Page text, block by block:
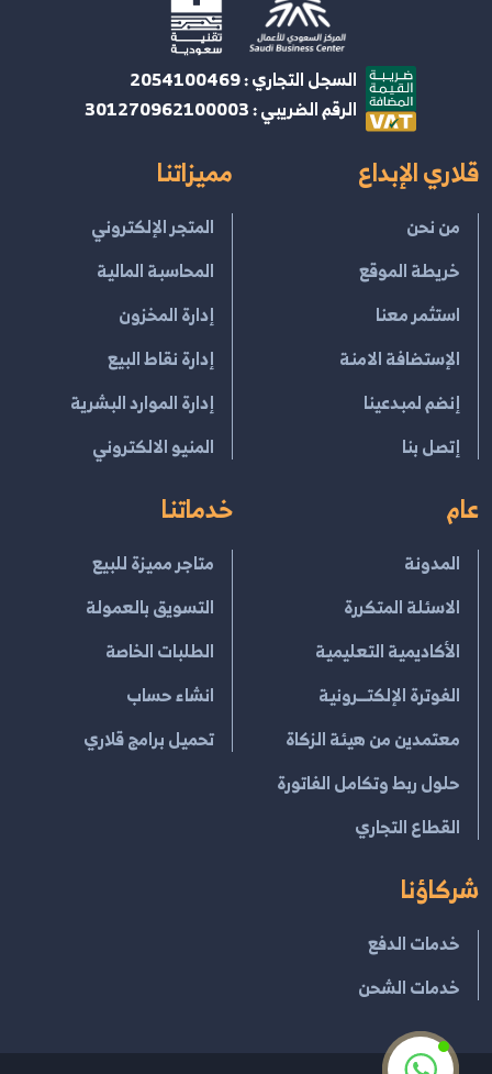
السجل التجاري : 2054100469
الرقم الضريبي : 301270962100003
قلاري الإبداع
من نحن
خريطة الموقع
استثمر معنا
الإستضافة الامنة
إنضم لمبدعينا
إتصل بنا
مميزاتنا
المتجر الإلكتروني
المحاسبة المالية
إدارة المخزون
إدارة نقاط البيع
إدارة الموارد البشرية
المنيو الالكتروني
عام
المدونة
الاسئلة المتكررة
الأكاديمية التعليمية
الفوترة الإلكتــرونية
معتمدين من هيئة الزكاة
حلول ربط وتكامل الفاتورة
القطاع التجاري
خدماتنا
متاجر مميزة للبيع
التسويق بالعمولة
الطلبات الخاصة
انشاء حساب
تحميل برامج قلاري
شركاؤنا
خدمات الدفع
خدمات الشحن